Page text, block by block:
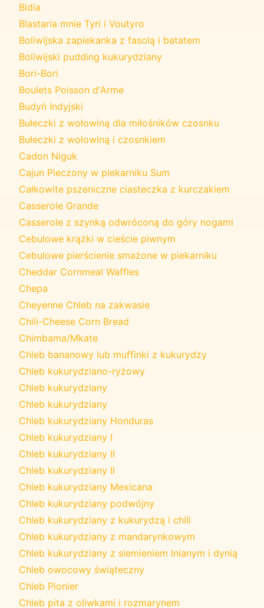
Bidia
Blastaria mnie Tyri i Voutyro
Boliwijska zapiekanka z fasolą i batatem
Boliwijski pudding kukurydziany
Bori-Bori
Boulets Poisson d'Arme
Budyń Indyjski
Bułeczki z wołowiną dla miłośników czosnku
Bułeczki z wołowiną i czosnkiem
Cadon Niguk
Cajun Pieczony w piekarniku Sum
Całkowite pszeniczne ciasteczka z kurczakiem
Casserole Grande
Casserole z szynką odwróconą do góry nogami
Cebulowe krążki w cieście piwnym
Cebulowe pierścienie smażone w piekarniku
Cheddar Cornmeal Waffles
Chepa
Cheyenne Chleb na zakwasie
Chili-Cheese Corn Bread
Chimbama/Mkate
Chleb bananowy lub muffinki z kukurydzy
Chleb kukurydziano-ryżowy
Chleb kukurydziany
Chleb kukurydziany
Chleb kukurydziany Honduras
Chleb kukurydziany I
Chleb kukurydziany II
Chleb kukurydziany II
Chleb kukurydziany Mexicana
Chleb kukurydziany podwójny
Chleb kukurydziany z kukurydzą i chili
Chleb kukurydziany z mandarynkowym
Chleb kukurydziany z siemieniem lnianym i dynią
Chleb owocowy świąteczny
Chleb Pionier
Chleb pita z oliwkami i rozmarynem